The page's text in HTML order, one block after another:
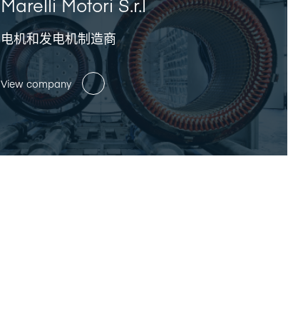
电机和发电机制造商
View company